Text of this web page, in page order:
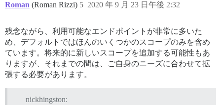
Roman (Roman Rizzi) 2020 年 9 月 23 日午後 2:32
5
残念ながら、利用可能なエンドポイントが非常に多いた
め、デフォルトではほんのいくつかのスコープのみを含め
ています。将来的に新しいスコープを追加する可能性もあ
りますが、それまでの間は、ご自身のニーズに合わせて拡
張する必要があります。
nickhingston: